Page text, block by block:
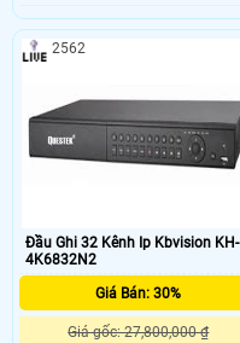
Đầu Ghi 32 Kênh Ip Kbvision KH-
4K6832N2
Giá Bán: 30%
Giá gốc: 27,800,000 ₫
2562